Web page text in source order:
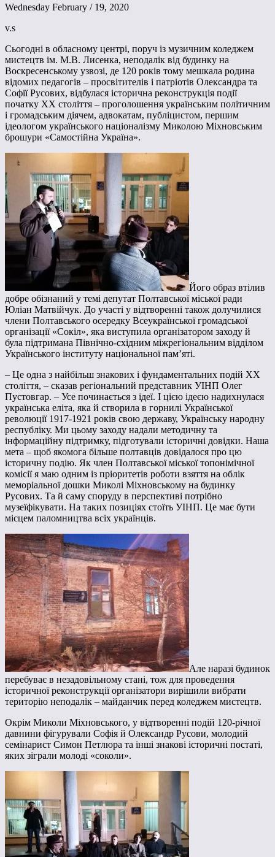
Wednesday February / 19, 2020
v.s
Сьогодні в обласному центрі, поруч із музичним коледжем
мистецтв ім. М.В. Лисенка, неподалік від будинку на
Воскресенському узвозі, де 120 років тому мешкала родина
відомих педагогів – просвітителів і патріотів Олександра та
Софії Русових, відбулася історична реконструкція події
початку ХХ століття – проголошення українським політичним
і громадським діячем, адвокатам, публіцистом, першим
ідеологом українського націоналізму Миколою Міхновським
брошури «Самостійна Україна».
Його образ втілив
добре обізнаний у темі депутат Полтавської міської ради
Юліан Матвійчук. До участі у відтворенні також долучилися
члени Полтавського осередку Всеукраїнської громадської
організації «Сокіл», яка виступила організатором заходу й
була підтримана Північно-східним міжрегіональним відділом
Українського інституту національної пам’яті.
– Це одна з найбільш знакових і фундаментальних подій ХХ
століття, – сказав регіональний представник УІНП Олег
Пустовгар. – Усе починається з ідеї. І цією ідеєю надихнулася
українська еліта, яка й створила в горнилі Української
революції 1917-1921 років свою державу, Українську народну
республіку. Ми цьому заходу надали методичну та
інформаційну підтримку, підготували історичні довідки. Наша
мета – щоб якомога більше полтавців довідалося про цю
історичну подію. Як член Полтавської міської топонімічної
комісії я маю одним із пріоритетів роботи взяття на облік
меморіальної дошки Миколі Міхновському на будинку
Русових. Та й саму споруду в перспективі потрібно
музеїфікувати. На таких позиціях стоїть УІНП. Це має бути
місцем паломництва всіх українців.
Але наразі будинок
перебуває в незадовільному стані, тож для проведення
історичної реконструкції організатори вирішили вибрати
територію неподалік – майданчик перед коледжем мистецтв.
Окрім Миколи Міхновського, у відтворенні подій 120-річної
давнини фігурували Софія й Олександр Русови, молодий
семінарист Симон Петлюра та інші знакові історичні постаті,
яких зіграли молоді «соколи».